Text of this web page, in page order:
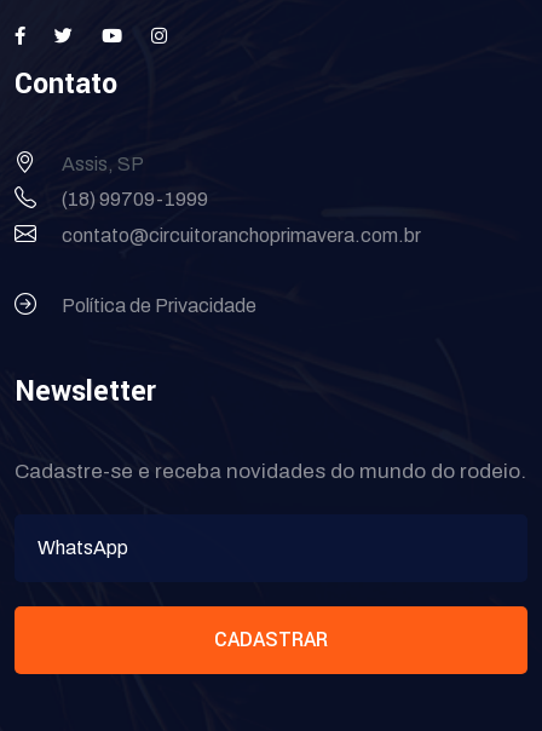
Contato
Assis, SP
(18) 99709-1999
contato@circuitoranchoprimavera.com.br
Política de Privacidade
Newsletter
Cadastre-se e receba novidades do mundo do rodeio.
CADASTRAR